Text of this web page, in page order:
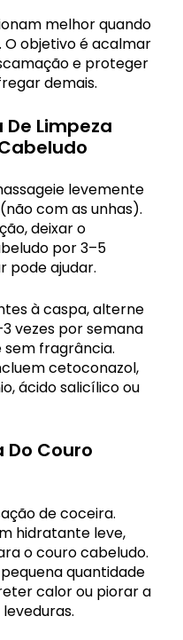
melhor quando
O objetivo é acalmar
e proteger
demais.
De Limpeza
levemente
com as unhas).
deixar o
por 3–5
pode ajudar.
à caspa, alterne
vezes por semana
sem fragrância.
cetoconazol,
ácido salicílico ou
Do Couro
de coceira.
hidratante leve,
o couro cabeludo.
quantidade
calor ou piorar a